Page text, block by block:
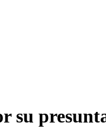
su